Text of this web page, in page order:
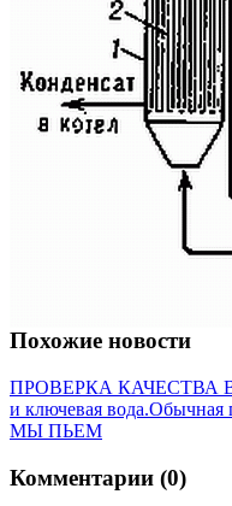
Похожие новости
ПРОВЕРКА КАЧЕСТВА
и ключевая вода.Обычная
МЫ ПЬЕМ
Комментарии (0)